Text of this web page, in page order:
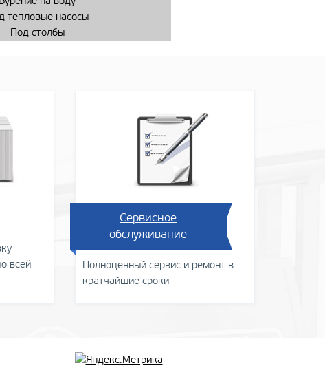
тепловые насосы
Под столбы
всей
Сервисное
обслуживание
Полноценный сервис и ремонт в
кратчайшие сроки